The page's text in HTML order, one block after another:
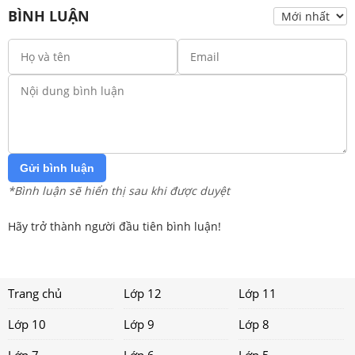
BÌNH LUẬN
Gửi bình luận
*Bình luận sẽ hiển thị sau khi được duyệt
Hãy trở thành người đầu tiên bình luận!
Trang chủ Lớp 12
Lớp 11
Lớp 10
Lớp 9
Lớp 8